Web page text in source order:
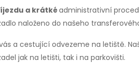
a krátkéadministrativní
naloženo do našeho
a cestující odvezeme na letiště.
jak na letišti, tak i na parkovišti.